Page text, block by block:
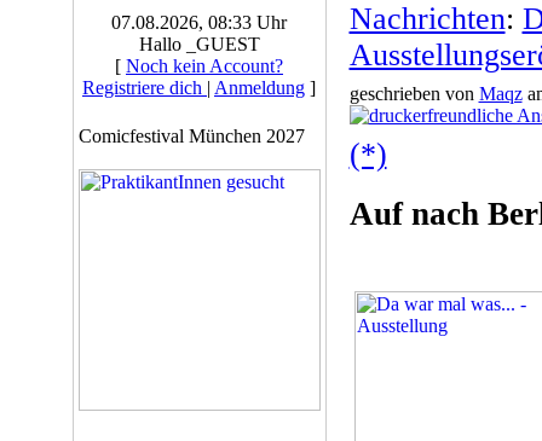
07.08.2026, 08:33 Uhr
Hallo _GUEST
[ Noch kein Account?
Registriere dich | Anmeldung ]
Comicfestival München 2027
Nachrichten:
geschrieben von Maqz
(*)
Auf nach